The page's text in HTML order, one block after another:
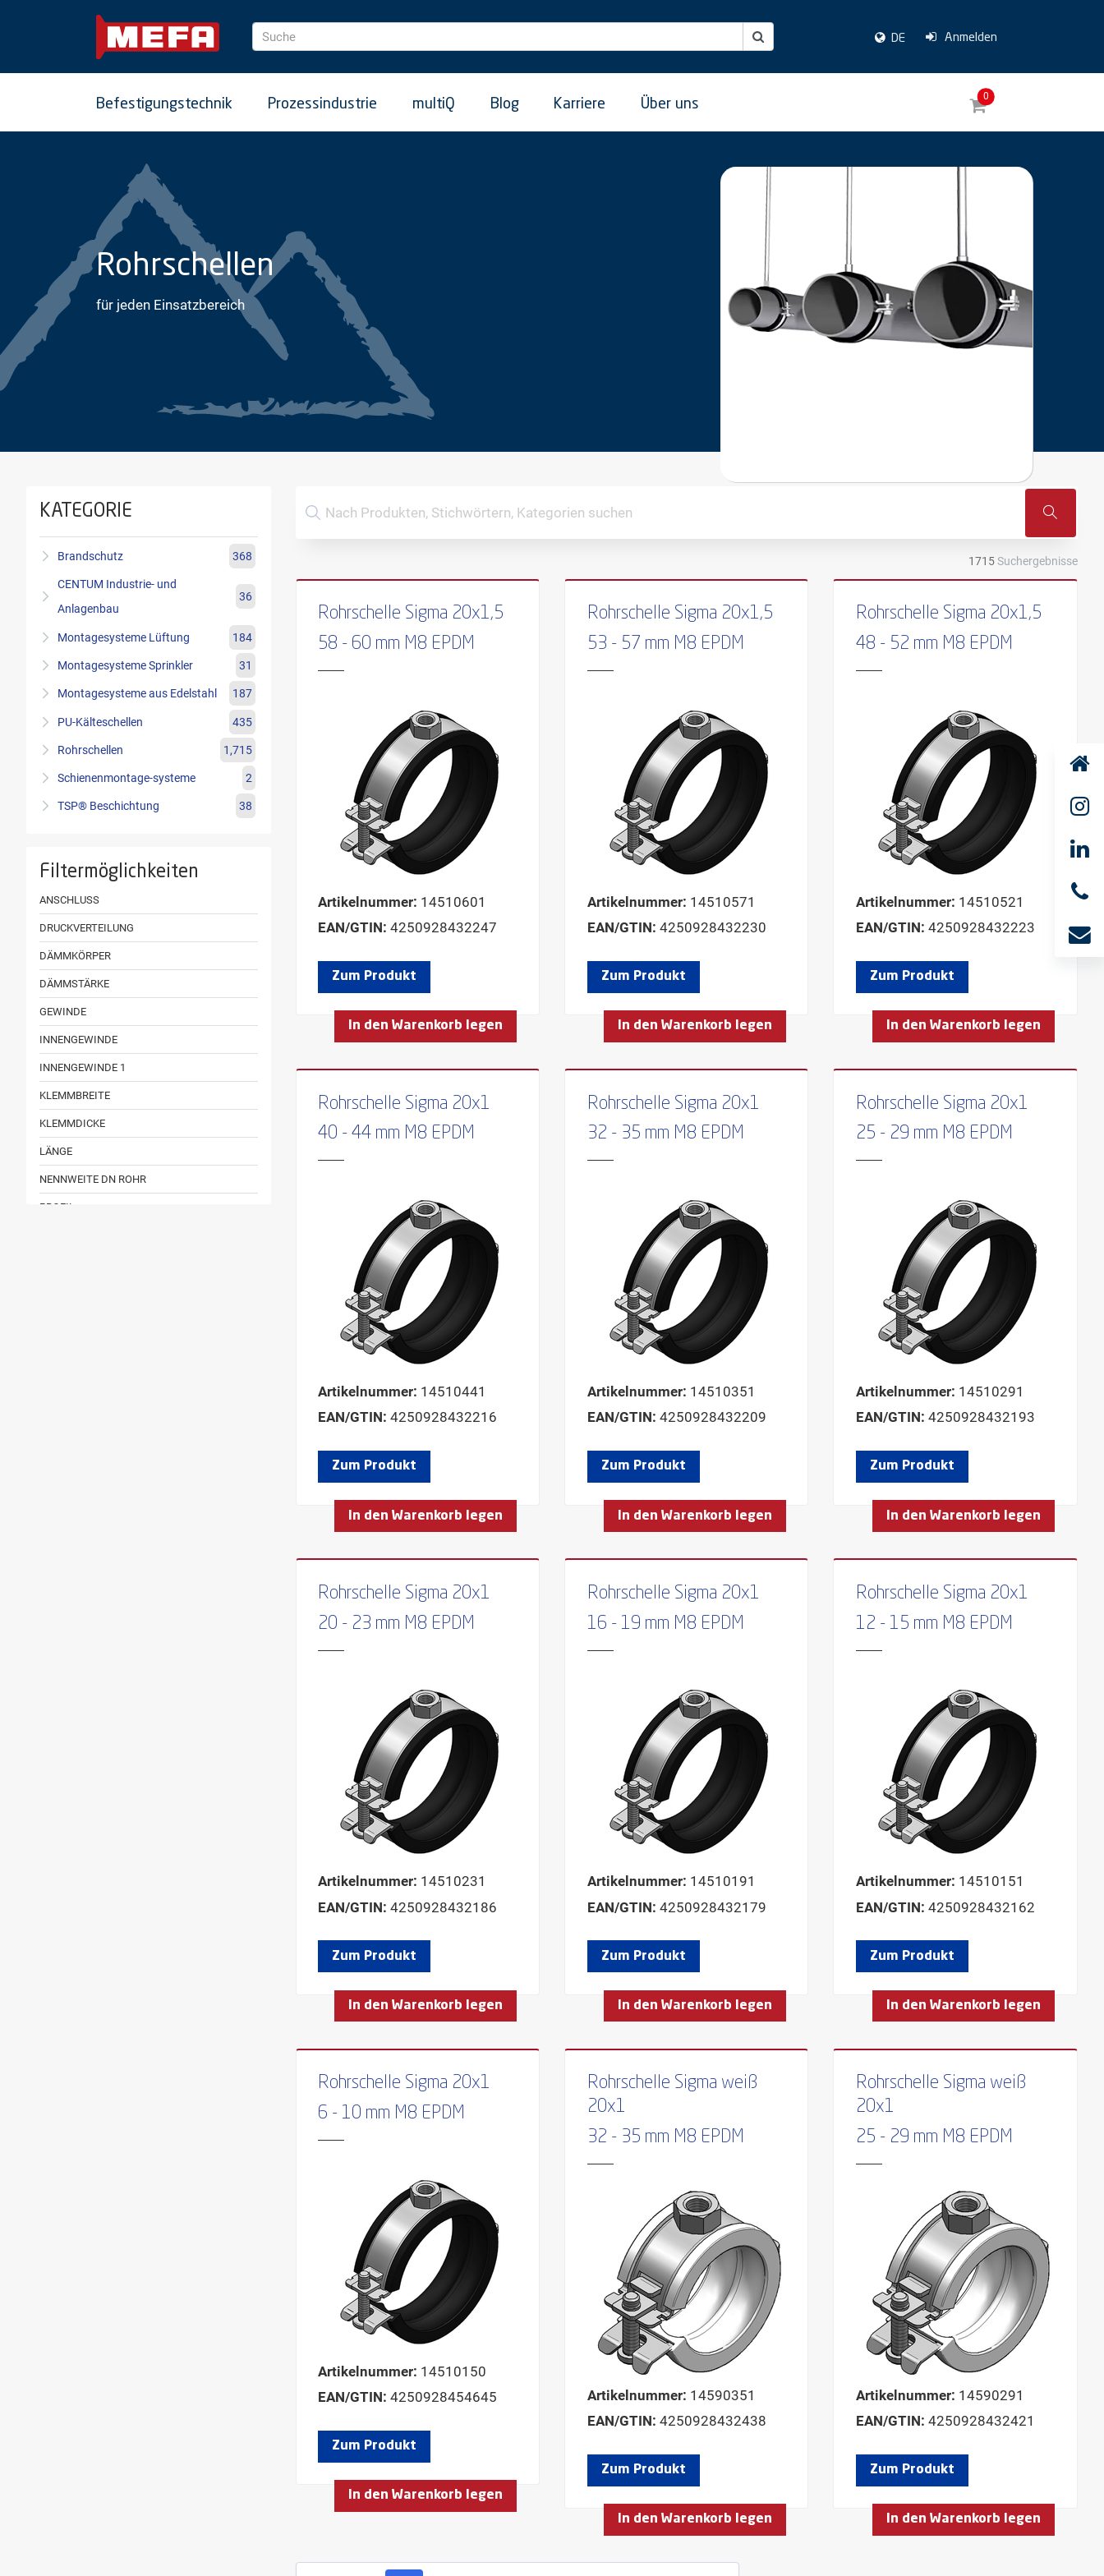
Suche DE Anmelden
0
Befestigungstechnik Prozessindustrie multiQ Blog Karriere Über uns
Rohrschellen
für jeden Einsatzbereich
KATEGORIE
Brandschutz 368
CENTUM Industrie- und
Anlagenbau
36
Montagesysteme Lüftung 184
Montagesysteme Sprinkler 31
Montagesysteme aus Edelstahl 187
PU-Kälteschellen 435
Rohrschellen 1,715
Schienenmontage-systeme 2
TSP® Beschichtung 38
Filtermöglichkeiten
ANSCHLUSS
DRUCKVERTEILUNG
DÄMMKÖRPER
DÄMMSTÄRKE
GEWINDE
INNENGEWINDE
INNENGEWINDE 1
KLEMMBREITE
KLEMMDICKE
LÄNGE
NENNWEITE DN ROHR
PROFIL
1715Suchergebnisse
Rohrschelle Sigma 20x1,5
58 - 60 mm M8 EPDM
Artikelnummer: 14510601
EAN/GTIN: 4250928432247
Zum Produkt
In den Warenkorb legen
Rohrschelle Sigma 20x1,5
53 - 57 mm M8 EPDM
Artikelnummer: 14510571
EAN/GTIN: 4250928432230
Zum Produkt
In den Warenkorb legen
Rohrschelle Sigma 20x1,5
48 - 52 mm M8 EPDM
Artikelnummer: 14510521
EAN/GTIN: 4250928432223
Zum Produkt
In den Warenkorb legen
Rohrschelle Sigma 20x1
40 - 44 mm M8 EPDM
Artikelnummer: 14510441
EAN/GTIN: 4250928432216
Zum Produkt
In den Warenkorb legen
Rohrschelle Sigma 20x1
32 - 35 mm M8 EPDM
Artikelnummer: 14510351
EAN/GTIN: 4250928432209
Zum Produkt
In den Warenkorb legen
Rohrschelle Sigma 20x1
25 - 29 mm M8 EPDM
Artikelnummer: 14510291
EAN/GTIN: 4250928432193
Zum Produkt
In den Warenkorb legen
Rohrschelle Sigma 20x1
20 - 23 mm M8 EPDM
Artikelnummer: 14510231
EAN/GTIN: 4250928432186
Zum Produkt
In den Warenkorb legen
Rohrschelle Sigma 20x1
16 - 19 mm M8 EPDM
Artikelnummer: 14510191
EAN/GTIN: 4250928432179
Zum Produkt
In den Warenkorb legen
Rohrschelle Sigma 20x1
12 - 15 mm M8 EPDM
Artikelnummer: 14510151
EAN/GTIN: 4250928432162
Zum Produkt
In den Warenkorb legen
Rohrschelle Sigma 20x1
6 - 10 mm M8 EPDM
Artikelnummer: 14510150
EAN/GTIN: 4250928454645
Zum Produkt
In den Warenkorb legen
Rohrschelle Sigma weiß
20x1
32 - 35 mm M8 EPDM
Artikelnummer: 14590351
EAN/GTIN: 4250928432438
Zum Produkt
In den Warenkorb legen
Rohrschelle Sigma weiß
20x1
25 - 29 mm M8 EPDM
Artikelnummer: 14590291
EAN/GTIN: 4250928432421
Zum Produkt
In den Warenkorb legen